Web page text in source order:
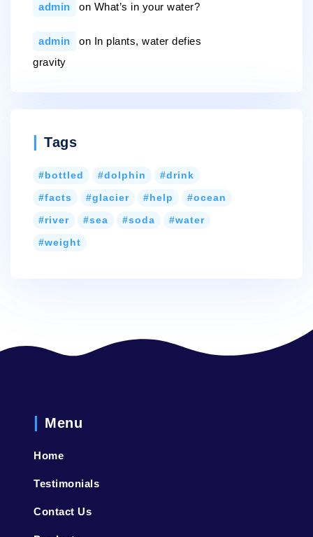
admin on What’s in your water?
admin on In plants, water defies
gravity
Tags
bottled dolphin
drink
facts
glacier help
ocean
river
sea soda
water
weight
Menu
Home
Testimonials
Contact Us